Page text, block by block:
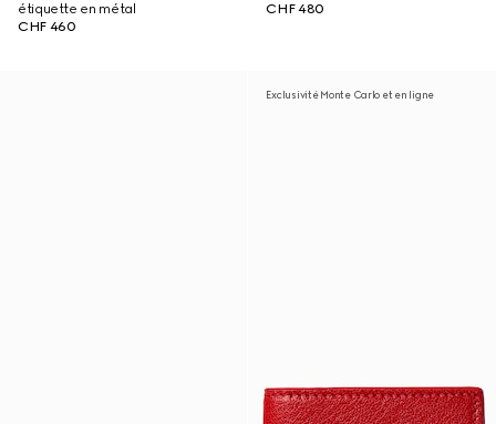
étiquette en métal
CHF 460
CHF 480
Exclusivité Monte Carlo et en ligne